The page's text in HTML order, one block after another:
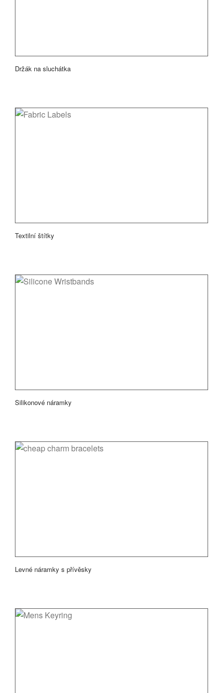
Držák na sluchátka
Textilní štítky
Silikonové náramky
Levné náramky s přívěsky